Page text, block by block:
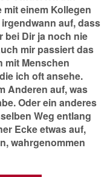
einem Kollegen
auf, dass
bei Dir ja noch nie
mir passiert das
mit Menschen
ich oft ansehe.
Anderen auf, was
Oder ein anderes
Weg entlang
Ecke etwas auf,
wahrgenommen